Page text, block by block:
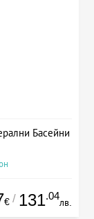
Басейни
€ / 131.04
лв.